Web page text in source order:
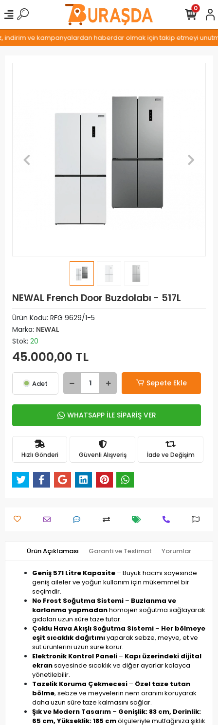
ve kampanyalardan haberdar olmak için takip etmeyi
0
NEWAL French Door Buzdolabı - 517L
Ürün Kodu: RFG 9629/1-5
Marka: NEWAL
Stok: 20
45.000,00 TL
Adet Sepete Ekle
WHATSAPP İLE SİPARİŞ VER
Hızlı Gönderi Güvenli Alışveriş İade ve Değişim
Ürün Açıklaması Garanti ve Teslimat Yorumlar
Geniş 571 Litre Kapasite – Büyük hacmi sayesinde
geniş aileler ve yoğun kullanım için mükemmel bir
seçimdir.
No Frost Soğutma Sistemi – Buzlanma ve
karlanma yapmadanhomojen soğutma sağlayarak
gıdaları uzun süre taze tutar.
Çoklu Hava Akışlı Soğutma Sistemi – Her bölmeye
eşit sıcaklık dağıtımıyaparak sebze, meyve, et ve
süt ürünlerini uzun süre korur.
Elektronik Kontrol Paneli – Kapı üzerindeki dijital
ekransayesinde sıcaklık ve diğer ayarlar kolayca
yönetilebilir.
Tazelik Koruma Çekmecesi – Özel taze tutan
bölme, sebze ve meyvelerin nem oranını koruyarak
daha uzun süre taze kalmasını sağlar.
Şık ve Modern Tasarım – Genişlik: 83 cm, Derinlik:
65 cm, Yükseklik: 185 cmölçüleriyle mutfağınıza şıklık